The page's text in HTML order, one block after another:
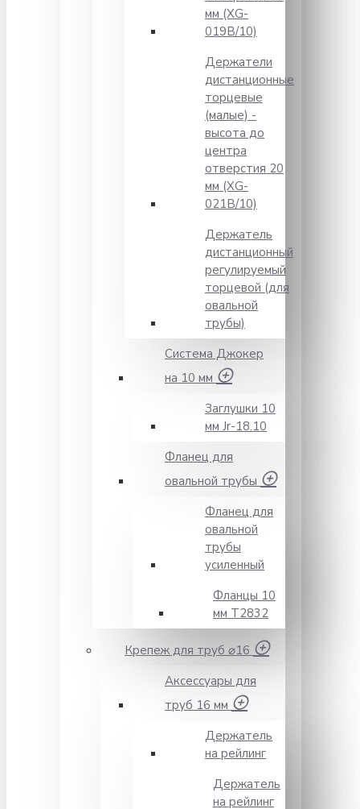
мм (XG-
019B/10)
Держатели
дистанционные
торцевые
(малые) -
высота до
центра
отверстия 20
мм (XG-
021B/10)
Держатель
дистанционный
регулируемый
торцевой (для
овальной
трубы)
Система Джокер
на 10 мм
Заглушки 10
мм Jr-18.10
Фланец для
овальной трубы
Фланец для
овальной
трубы
усиленный
Фланцы 10
мм Т2832
Крепеж для труб ⌀16
Аксессуары для
труб 16 мм
Держатель
на рейлинг
Держатель
на рейлинг